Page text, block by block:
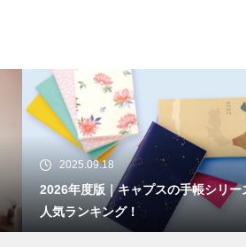
2025.08.28
ケアマネ試験まで残り2か月！直前期
にやるべき合格対策とは